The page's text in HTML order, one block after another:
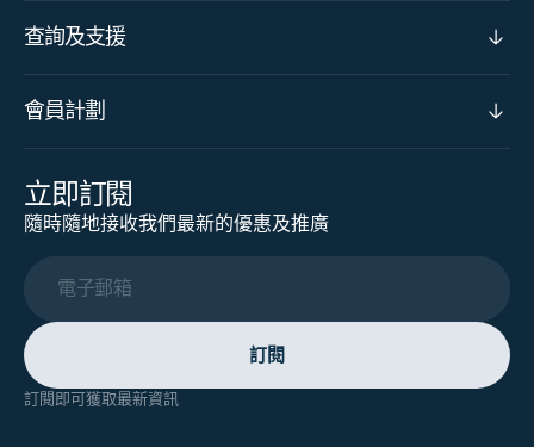
查詢及支援
會員計劃
立即訂閱
隨時隨地接收我們最新的優惠及推廣
電子郵箱
訂閱
訂閱即可獲取最新資訊